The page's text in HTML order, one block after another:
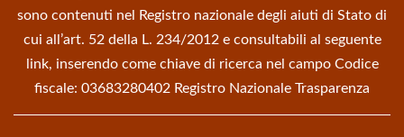
sono contenuti nel Registro nazionale degli aiuti di Stato di
cui all’art. 52 della L. 234/2012 e consultabili al seguente
link, inserendo come chiave di ricerca nel campo Codice
fiscale: 03683280402 Registro Nazionale Trasparenza